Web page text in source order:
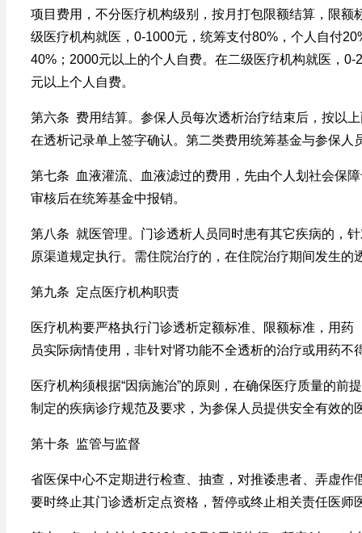
项目费用，不分医疗机构级别，按月打包限额结算，限
级医疗机构就医，0-1000元，统筹支付80%，个人自付
40%；2000元以上的个人自费。在二级医疗机构就医，
元以上个人自费。
第六条 费用结算。参保人员每次透析治疗结束后，按以
在透析记录单上签字确认。第二类费用统筹基金与参保
第七条 血液灌流、血液滤过的费用，先由个人划社会保
审核后在统筹基金中报销。
第八条 就医管理。门诊透析人员同时患有其它疾病的，
原渠道规定执行。需住院治疗的，在住院治疗期间发生的
第九条 定点医疗机构职责
医疗机构要严格执行门诊透析定额标准、限额标准，用
员实际病情使用，非针对肾功能不全透析的治疗或用药不
医疗机构须根据“因病施治”的原则，在确保医疗质量的前
制定的疾病诊疗规范及要求，为参保人员提供安全有效的
第十条 监管与监督
省医保中心不定期进行检查、抽查，对推诿患者、弄虚
要时终止其门诊透析定点资格，暂停或终止相关责任医师